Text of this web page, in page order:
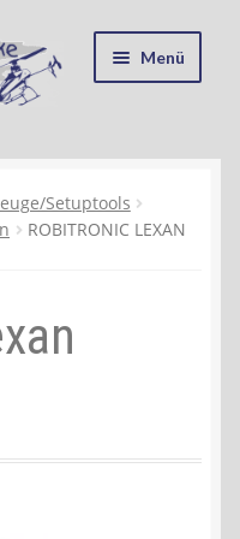
Menü
Setuptools
ROBITRONIC LEXAN